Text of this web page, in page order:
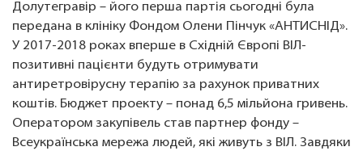
Долутегравір – його перша партія сьогодні була
передана в клініку Фондом Олени Пінчук «АНТИСНІД».
У 2017-2018 роках вперше в Східній Європі ВІЛ-
позитивні пацієнти будуть отримувати
антиретровірусну терапію за рахунок приватних
коштів. Бюджет проекту – понад 6,5 мільйона гривень.
Оператором закупівель став партнер фонду –
Всеукраїнська мережа людей, які живуть з ВІЛ. Завдяки